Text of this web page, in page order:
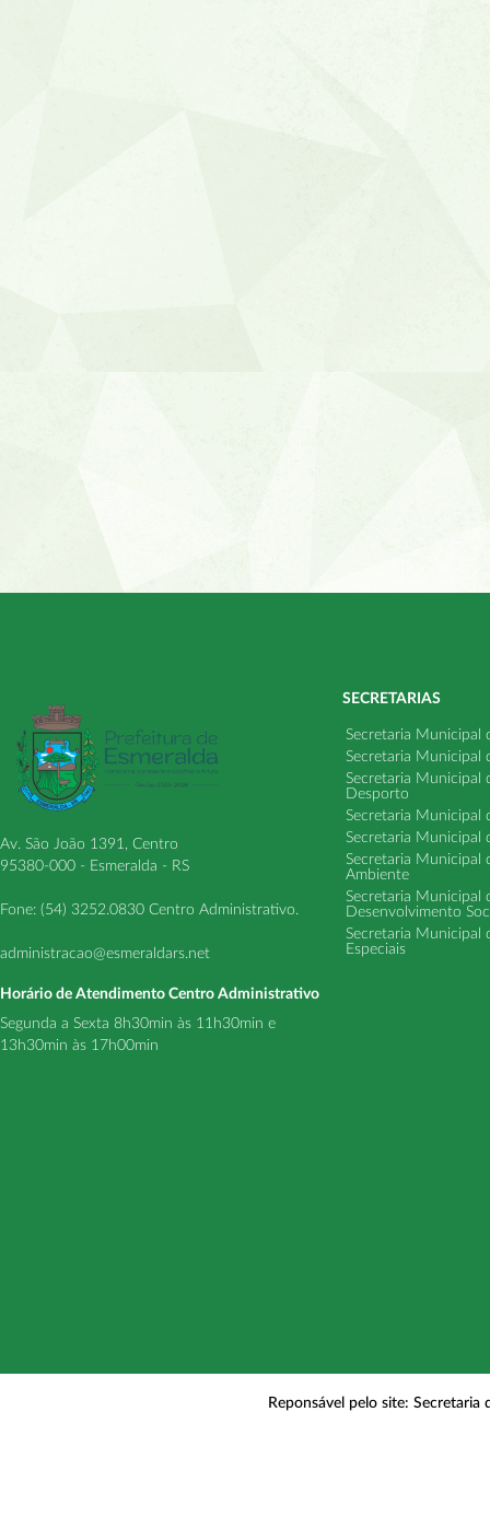
Av. São João 1391, Centro
95380-000 - Esmeralda - RS
Fone: (54) 3252.0830 Centro Administrativo.
administracao@esmeraldars.net
Horário de Atendimento Centro Administrativo
Segunda a Sexta 8h30min às 11h30min e
13h30min às 17h00min
SECRETARIAS
Secretaria Municipal
Secretaria Municipal
Secretaria Municipal
Desporto
Secretaria Municipal
Secretaria Municipal
Secretaria Municipal
Ambiente
Secretaria Municipal
Desenvolvimento
Secretaria Municipal
Especiais
Reponsável pelo site: